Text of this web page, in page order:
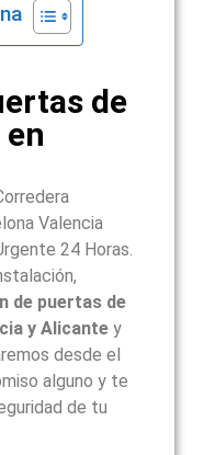
de
Valencia
24 Horas.
de puertas de
y Alicante y
desde el
alguno y te
de tu